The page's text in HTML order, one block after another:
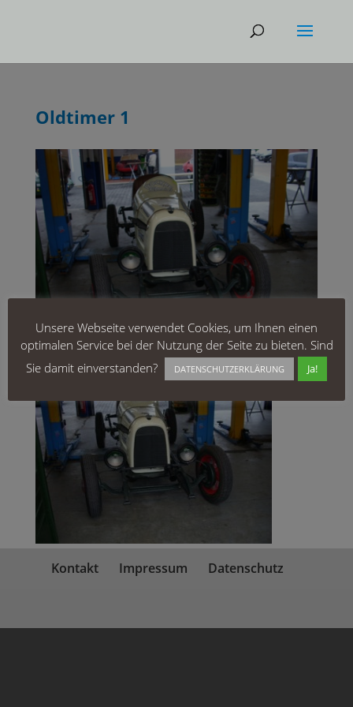
Oldtimer 1
Kontakt Impressum Datenschutz
Unsere Webseite verwendet Cookies, um Ihnen einen
optimalen Service bei der Nutzung der Seite zu bieten. Sind
Sie damit einverstanden?
DATENSCHUTZERKLÄRUNG Ja!